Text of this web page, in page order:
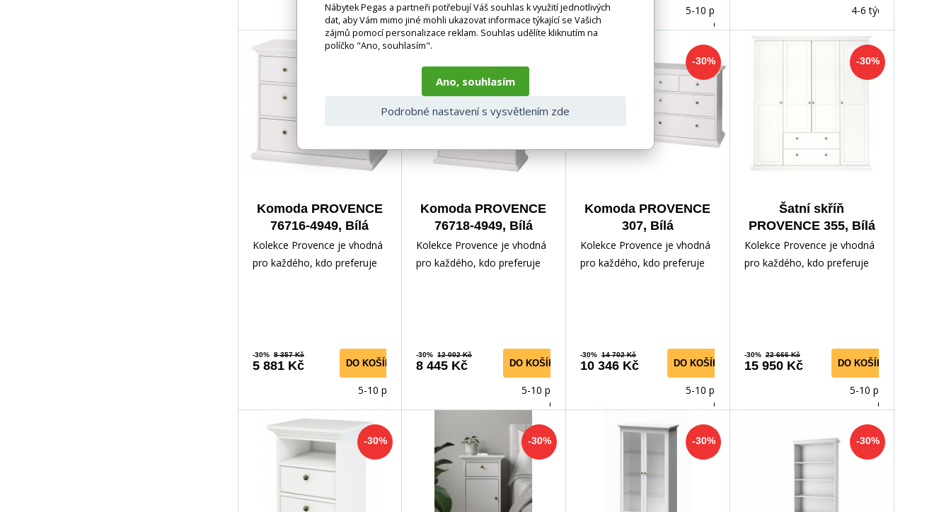
5-10 prac.
dnů
5-10 prac.
dnů
5-10 prac.
dnů
4-6 týdnů
Komoda PROVENCE
76716-4949, Bílá
Kolekce Provence je vhodná
pro každého, kdo preferuje
-30% 8 357 Kč
5 881 Kč DO KOŠÍKU
5-10 prac.
dnů
Komoda PROVENCE
76718-4949, Bílá
Kolekce Provence je vhodná
pro každého, kdo preferuje
-30% 12 002 Kč
8 445 Kč DO KOŠÍKU
5-10 prac.
dnů
-30%
Komoda PROVENCE
307, Bílá
Kolekce Provence je vhodná
pro každého, kdo preferuje
-30% 14 702 Kč
10 346 Kč DO KOŠÍKU
5-10 prac.
dnů
-30%
Šatní skříň
PROVENCE 355, Bílá
Kolekce Provence je vhodná
pro každého, kdo preferuje
-30% 22 666 Kč
15 950 Kč DO KOŠÍKU
5-10 prac.
dnů
-30% -30% -30% -30%
Nábytek Pegas a partneři potřebují Váš souhlas k využití jednotlivých
dat, aby Vám mimo jiné mohli ukazovat informace týkající se Vašich
zájmů pomocí personalizace reklam. Souhlas udělíte kliknutím na
políčko "Ano, souhlasím".
Ano, souhlasím
Podrobné nastavení s vysvětlením zde